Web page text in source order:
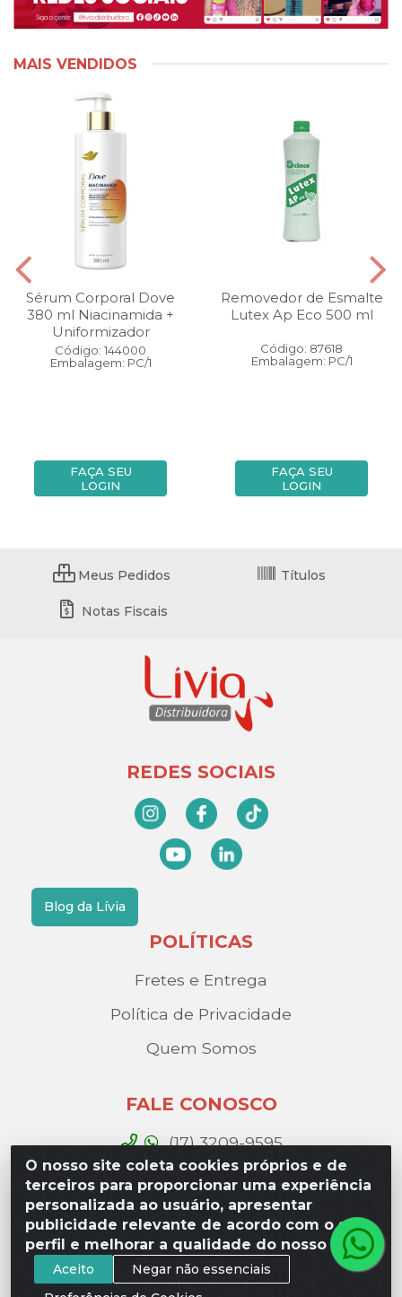
MAIS VENDIDOS
Sérum Corporal Dove
380 ml Niacinamida +
Uniformizador
Código: 144000
Embalagem: PC/1
FAÇA SEU
LOGIN
Removedor de Esmalte
Lutex Ap Eco 500 ml
Código: 87618
Embalagem: PC/1
FAÇA SEU
LOGIN
O nosso site coleta cookies próprios e de
terceiros para proporcionar uma experiência
personalizada ao usuário, apresentar
publicidade relevante de acordo com o seu
perfil e melhorar a qualidade do nosso site.
Aceito
Negar não essenciais
Meus Pedidos Títulos
Notas Fiscais
REDES SOCIAIS
Blog da Lívia
POLÍTICAS
Fretes e Entrega
Política de Privacidade
Quem Somos
FALE CONOSCO
(17) 3209-9595
contato@liviadistribuidora.com.br
BAIXE NOSSO APP